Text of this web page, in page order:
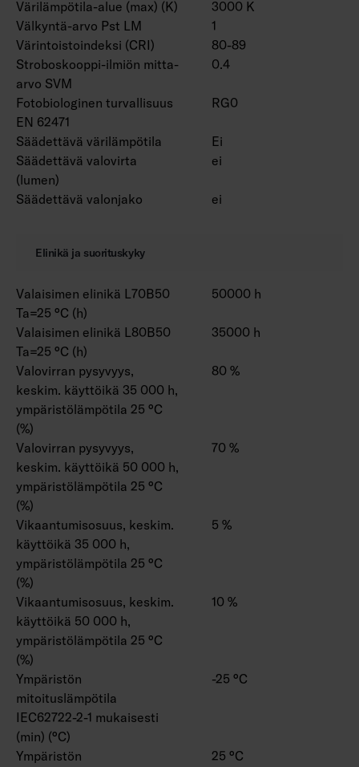
Värilämpötila-alue (max) (K)
3000 K
Välkyntä-arvo Pst LM
1
Värintoistoindeksi (CRI)
80-89
Stroboskooppi-ilmiön mitta-
arvo SVM
0.4
Fotobiologinen turvallisuus
EN 62471
RG0
Säädettävä värilämpötila
Ei
Säädettävä valovirta
(lumen)
ei
Säädettävä valonjako ei
Elinikä ja suorituskyky
Valaisimen elinikä L70B50
Ta=25 °C (h)
50000 h
Valaisimen elinikä L80B50
Ta=25 °C (h)
35000 h
Valovirran pysyvyys,
keskim. käyttöikä 35 000 h,
ympäristölämpötila 25 °C
(%)
80 %
Valovirran pysyvyys,
keskim. käyttöikä 50 000 h,
ympäristölämpötila 25 °C
(%)
70 %
Vikaantumisosuus, keskim.
käyttöikä 35 000 h,
ympäristölämpötila 25 °C
(%)
5 %
Vikaantumisosuus, keskim.
käyttöikä 50 000 h,
ympäristölämpötila 25 °C
(%)
10 %
Ympäristön
mitoituslämpötila
IEC62722-2-1 mukaisesti
(min) (°C)
-25 °C
Ympäristön
25 °C